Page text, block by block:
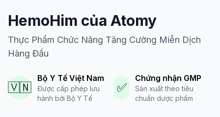
HemoHim của Atomy
Thực Phẩm Chức Năng Tăng Cường Miễn Dịch
Hàng Đầu
🇻🇳
Bộ Y Tế Việt Nam
Được cấp phép lưu
hành bởi Bộ Y Tế
✅
Chứng nhận GMP
Sản xuất theo tiêu
chuẩn dược phẩm